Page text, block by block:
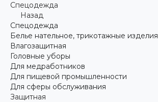
Спецодежда
Назад
Спецодежда
Белье нательное, трикотажные изделия
Влагозащитная
Головные уборы
Для медработников
Для пищевой промышленности
Для сферы обслуживания
Защитная